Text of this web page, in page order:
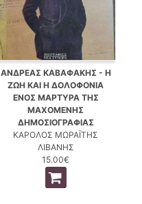
ΑΝΔΡΕΑΣ ΚΑΒΑΦΑΚΗΣ - Η
ΖΩΗ ΚΑΙ Η ΔΟΛΟΦΟΝΙΑ
ΕΝΟΣ ΜΑΡΤΥΡΑ ΤΗΣ
ΜΑΧΟΜΕΝΗΣ
ΔΗΜΟΣΙΟΓΡΑΦΙΑΣ
ΚΑΡΟΛΟΣ ΜΩΡΑΪΤΗΣ
ΛΙΒΑΝΗΣ
15.00€